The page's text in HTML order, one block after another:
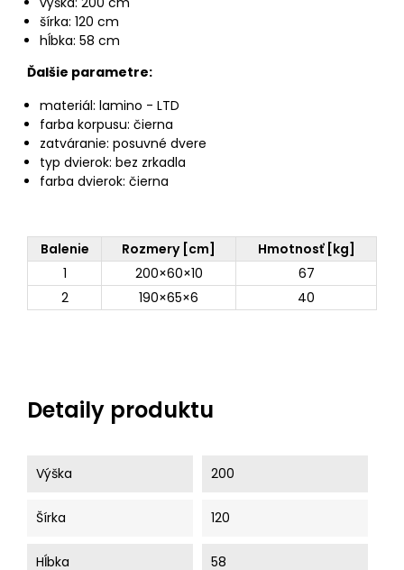
šírka: 120 cm
hĺbka: 58 cm
Ďalšie parametre:
materiál: lamino - LTD
farba korpusu: čierna
zatváranie: posuvné dvere
typ dvierok: bez zrkadla
farba dvierok: čierna
Balenie Rozmery [cm]
Hmotnosť [kg]
1
200×60×10
67
2
190×65×6 40
Detaily produktu
Výška 200
Šírka 120
Hĺbka 58